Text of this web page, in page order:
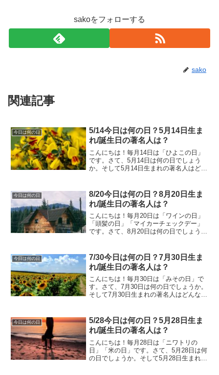
sakoをフォローする
sako
関連記事
今日は何の日
5/14今日は何の日？5月14日生ま
れ/誕生日の著名人は？
こんにちは！毎月14日は「ひよこの日」
です。さて、5月14日は何の日でしょう
か。そして5月14日生まれの著名人はどん
は？5月14日は何の日？種痘記念日1796
年5...
今日は何の日
8/20今日は何の日？8月20日生ま
れ/誕生日の著名人は？
こんにちは！毎月20日は「ワインの日」
「頭髪の日」「マイカーチェックデー」
です。さて、8月20日は何の日でしょう
の日？8月20日生まれ/誕生日の著名人
は？8月2...
今日は何の日
7/30今日は何の日？7月30日生ま
れ/誕生日の著名人は？
こんにちは！毎月30日は「みその日」で
す。さて、7月30日は何の日でしょうか。
そして7月30日生まれの著名人はどんな人
月30日は何の日？プロレス記念日1953
年...
今日は何の日
5/28今日は何の日？5月28日生ま
れ/誕生日の著名人は？
こんにちは！毎月28日は「ニワトリの
日」「米の日」です。さて、5月28日は何
の日でしょうか。そして5月28日生まれの